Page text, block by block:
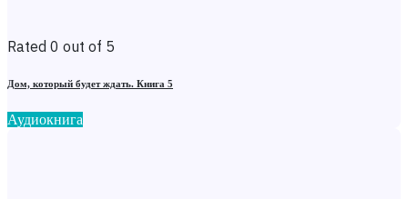
Rated 0 out of 5
Дом, который будет ждать. Книга 5
Аудиокнига